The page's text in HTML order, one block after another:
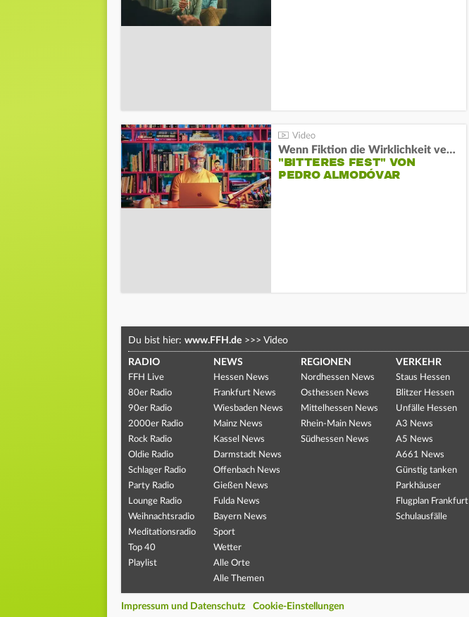
Wenn Fiktion die Wirklichkeit verschiebt:
"BITTERES FEST" VON
PEDRO ALMODÓVAR
Du bist hier: www.FFH.de >>> Video
RADIO
FFH Live
80er Radio
90er Radio
2000er Radio
Rock Radio
Oldie Radio
Schlager Radio
Party Radio
Lounge Radio
Weihnachtsradio
Meditationsradio
Top 40
Playlist
NEWS
Hessen News
Frankfurt News
Wiesbaden News
Mainz News
Kassel News
Darmstadt News
Offenbach News
Gießen News
Fulda News
Bayern News
Sport
Wetter
Alle Orte
Alle Themen
REGIONEN
Nordhessen News
Osthessen News
Mittelhessen News
Rhein-Main News
Südhessen News
VERKEHR
Staus Hessen
Blitzer Hessen
Unfälle Hessen
A3 News
A5 News
A661 News
Günstig tanken
Parkhäuser
Flugplan Frankfurt
Schulausfälle
Impressum und Datenschutz Cookie-Einstellungen